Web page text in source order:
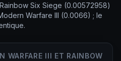
Six Siege (0.00572958)
Warfare III (0.0066) ; le
WARFARE III ET RAINBOW